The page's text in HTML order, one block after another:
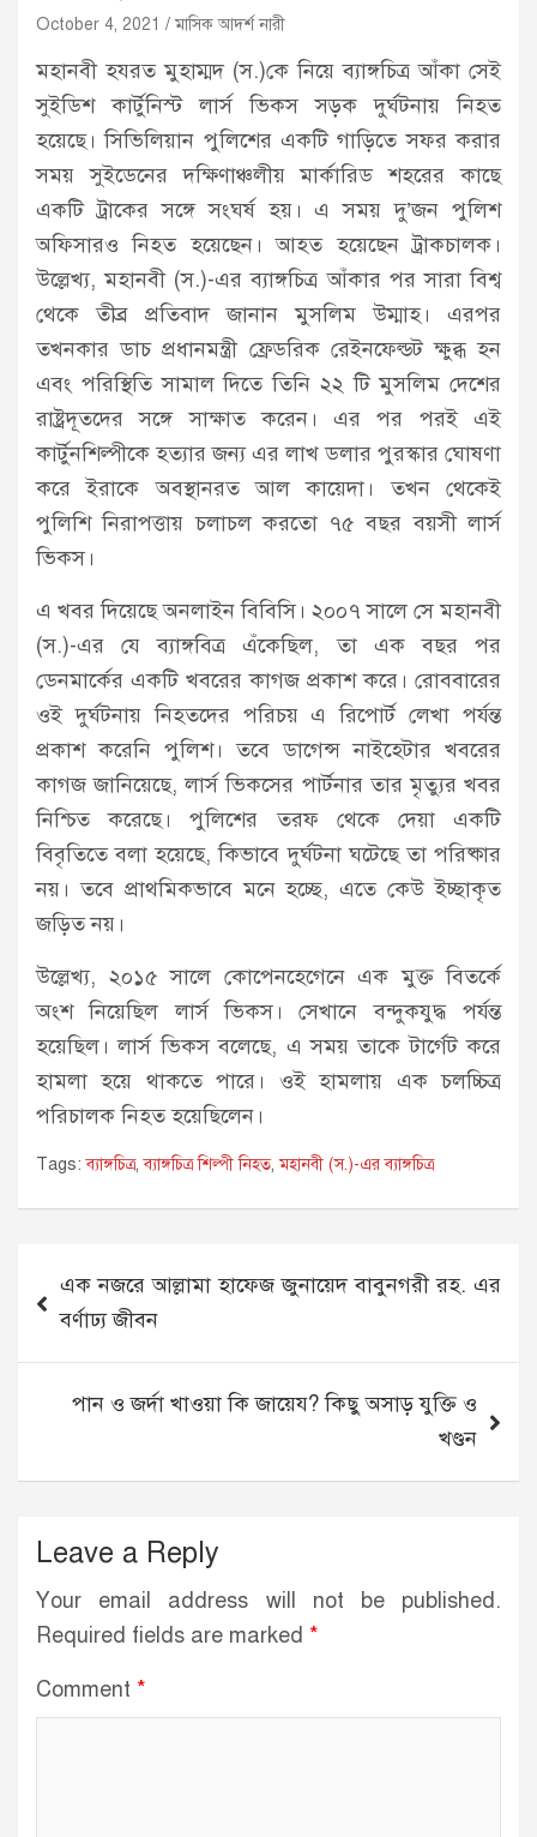
October 4, 2021 মাসিক আদর্শ নারী
মহানবী হযরত মুহাম্মদ (স.)কে নিয়ে ব্যাঙ্গচিত্র আঁকা সেই
সুইডিশ কার্টুনিস্ট লার্স ভিকস সড়ক দুর্ঘটনায় নিহত
হয়েছে। সিভিলিয়ান পুলিশের একটি গাড়িতে সফর করার
সময় সুইডেনের দক্ষিণাঞ্চলীয় মার্কারিড শহরের কাছে
একটি ট্রাকের সঙ্গে সংঘর্ষ হয়। এ সময় দু’জন পুলিশ
অফিসারও নিহত হয়েছেন। আহত হয়েছেন ট্রাকচালক।
উল্লেখ্য, মহানবী (স.)-এর ব্যাঙ্গচিত্র আঁকার পর সারা বিশ্ব
থেকে তীব্র প্রতিবাদ জানান মুসলিম উম্মাহ। এরপর
তখনকার ডাচ প্রধানমন্ত্রী ফ্রেডরিক রেইনফেল্ডট ক্ষুব্ধ হন
এবং পরিস্থিতি সামাল দিতে তিনি ২২ টি মুসলিম দেশের
রাষ্ট্রদূতদের সঙ্গে সাক্ষাত করেন। এর পর পরই এই
কার্টুনশিল্পীকে হত্যার জন্য এর লাখ ডলার পুরস্কার ঘোষণা
করে ইরাকে অবস্থানরত আল কায়েদা। তখন থেকেই
পুলিশি নিরাপত্তায় চলাচল করতো ৭৫ বছর বয়সী লার্স
ভিকস।
এ খবর দিয়েছে অনলাইন বিবিসি। ২০০৭ সালে সে মহানবী
(স.)-এর যে ব্যাঙ্গবিত্র এঁকেছিল, তা এক বছর পর
ডেনমার্কের একটি খবরের কাগজ প্রকাশ করে। রোববারের
ওই দুর্ঘটনায় নিহতদের পরিচয় এ রিপোর্ট লেখা পর্যন্ত
প্রকাশ করেনি পুলিশ। তবে ডাগেন্স নাইহেটার খবরের
কাগজ জানিয়েছে, লার্স ভিকসের পার্টনার তার মৃত্যুর খবর
নিশ্চিত করেছে। পুলিশের তরফ থেকে দেয়া একটি
বিবৃতিতে বলা হয়েছে, কিভাবে দুর্ঘটনা ঘটেছে তা পরিষ্কার
নয়। তবে প্রাথমিকভাবে মনে হচ্ছে, এতে কেউ ইচ্ছাকৃত
জড়িত নয়।
উল্লেখ্য, ২০১৫ সালে কোপেনহেগেনে এক মুক্ত বিতর্কে
অংশ নিয়েছিল লার্স ভিকস। সেখানে বন্দুকযুদ্ধ পর্যন্ত
হয়েছিল। লার্স ভিকস বলেছে, এ সময় তাকে টার্গেট করে
হামলা হয়ে থাকতে পারে। ওই হামলায় এক চলচ্চিত্র
পরিচালক নিহত হয়েছিলেন।
Tags: ব্যাঙ্গচিত্র,ব্যাঙ্গচিত্র শিল্পী নিহত,মহানবী (স.)-এর ব্যাঙ্গচিত্র
navigation
এক নজরে আল্লামা হাফেজ জুনায়েদ বাবুনগরী রহ. এর
বর্ণাঢ্য জীবন
পান ও জর্দা খাওয়া কি জায়েয? কিছু অসাড় যুক্তি ও
খণ্ডন
Leave a Reply
Your email address will not be published.
Required fields are marked *
Comment *